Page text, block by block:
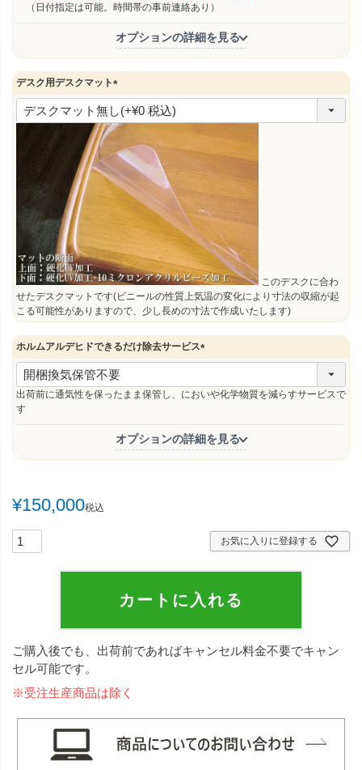
（日付指定は可能。時間帯の事前連絡あり）
オプションの詳細を見る
デスク用デスクマット
(
必
須
このデスクに合わ
せたデスクマットです(ビニールの性質上気温の変化により寸法の収縮が起
こる可能性がありますので、少し長めの寸法で作成いたします)
ホルムアルデヒドできるだけ除去サービス
(
須
出荷前に通気性を保ったまま保管し、においや化学物質を減らすサービスで
す
オプションの詳細を見る
¥150,000税込
お気に入りに登録する
カートに入れる
ご購入後でも、出荷前であればキャンセル料金不要でキャン
セル可能です。
※受注生産商品は除く